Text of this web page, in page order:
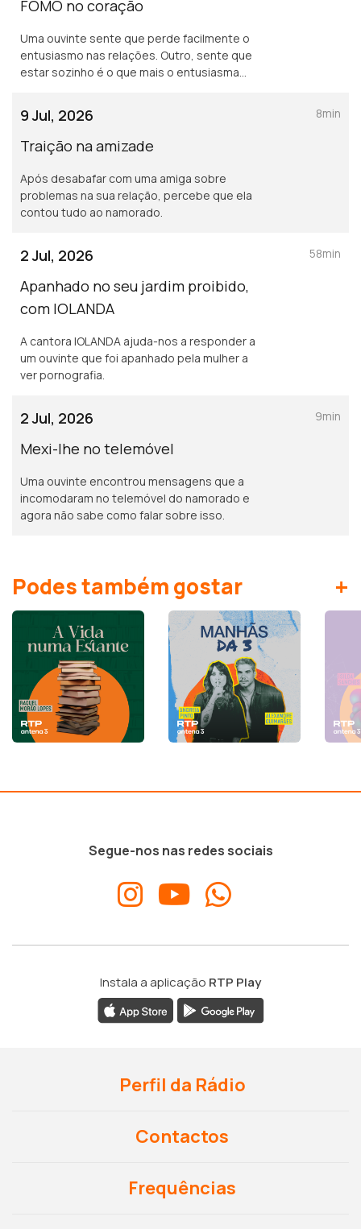
FOMO no coração
Uma ouvinte sente que perde facilmente o
entusiasmo nas relações. Outro, sente que
estar sozinho é o que mais o entusiasma
9 Jul, 2026
Traição na amizade
Após desabafar com uma amiga sobre
problemas na sua relação, percebe que ela
contou tudo ao namorado.
8min
2 Jul, 2026
Apanhado no seu jardim proibido,
com IOLANDA
A cantora IOLANDA ajuda-nos a responder a
um ouvinte que foi apanhado pela mulher a
ver pornografia.
58min
2 Jul, 2026
Mexi-lhe no telemóvel
Uma ouvinte encontrou mensagens que a
incomodaram no telemóvel do namorado e
agora não sabe como falar sobre isso.
9min
Podes também gostar +
Segue-nos nas redes sociais
Instala a aplicação RTP Play
Perfil da Rádio
Contactos
Frequências